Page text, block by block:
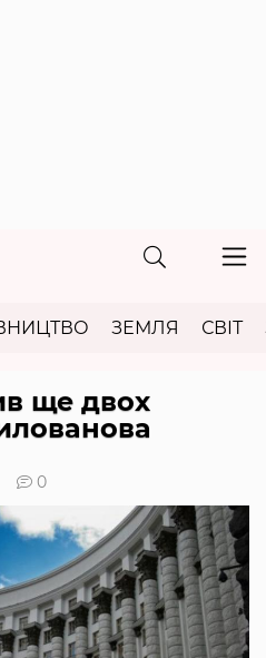
ЗЕМЛЯ СВІТ
ще двох
0